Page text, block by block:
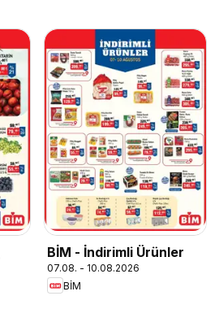
BİM - İndirimli Ürünler
07.08. - 10.08.2026
BİM